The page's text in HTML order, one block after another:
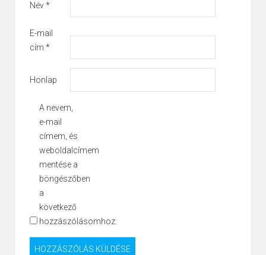
Név*
E-mail
cím *
Honlap
A nevem,
e-mail
címem, és
weboldalcímem
mentése a
böngészőben
a
következő
hozzászólásomhoz.